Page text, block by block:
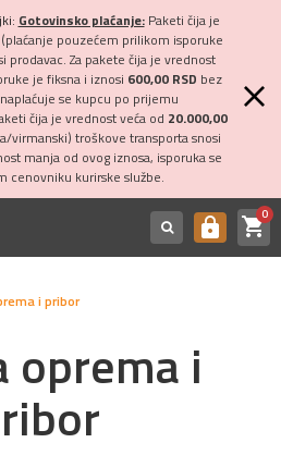
Gotovinsko plaćanje:Paketi čija je
(plaćanje pouzećem prilikom isporuke
prodavac. Za pakete čija je vrednost
je fiksna i iznosi 600,00 RSD bez
se kupcu po prijemu
čija je vrednost veća od 20.000,00
virmanski) troškove transporta snosi
manja od ovog iznosa, isporuka se
cenovniku kurirske službe.
https shopping_cart0
i pribor
oprema i